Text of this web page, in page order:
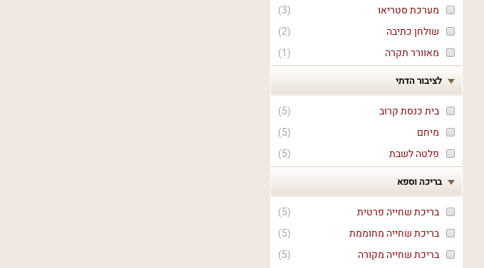
(
3
)
מערכת סטריאו
(
2
)
שולחן כתיבה
(
1
) מאוורר תקרה
לציבור הדתי
(
5
)
בית כנסת קרוב
(
5
)
מיחם
(
5
) פלטה לשבת
בריכה וספא
(
5
)
בריכת שחייה פרטית
(
5
)
בריכת שחייה מחוממת
(
5
)
בריכת שחייה מקורה